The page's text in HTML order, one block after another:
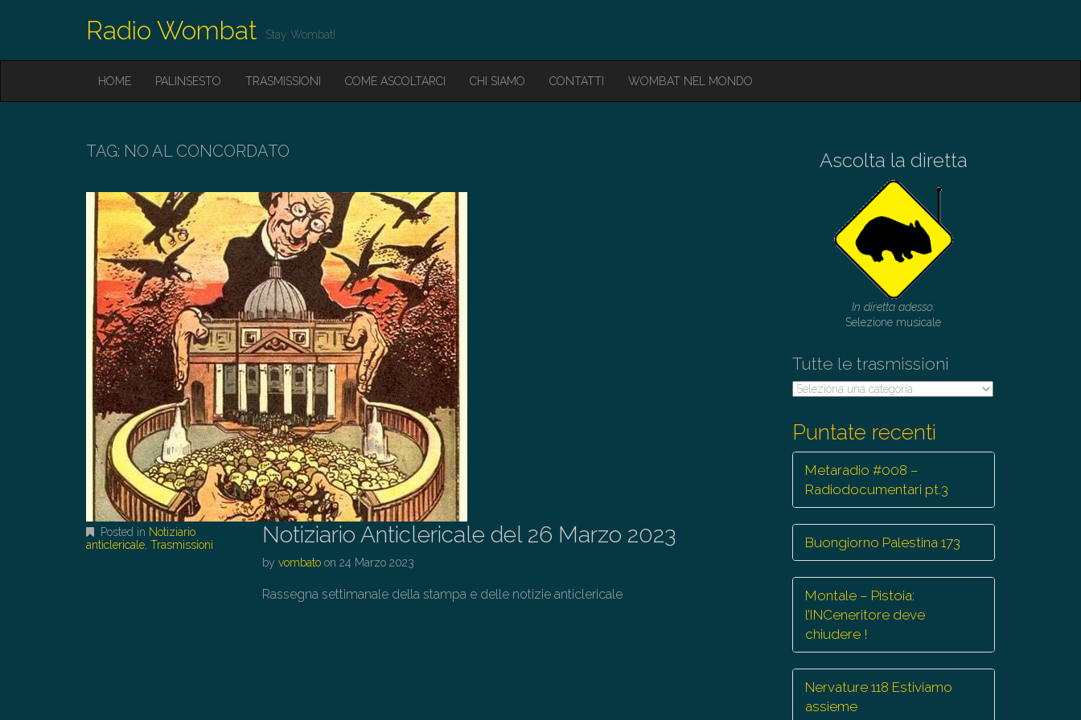
Radio Wombat Stay Wombat!
M
N
M
N
U
O
C
N
HOME PALINSESTO TRASMISSIONI COME ASCOLTARCI CHI SIAMO CONTATTI WOMBAT NEL MONDO
TAG: NO AL CONCORDATO
Posted in Notiziario
anticlericale Trasmissioni Notiziario Anticlericale del 26 Marzo 2023
byvombato on24 Marzo 2023
Rassegna settimanale della stampa e delle notizie anticlericale
Ascolta la diretta
In diretta adesso:
Selezione musicale
Tutte le trasmissioni
Tutte
Puntate recenti
Metaradio #008 –
Radiodocumentari pt.3
Buongiorno Palestina 173
Montale – Pistoia:
l’INCeneritore deve
chiudere !
Nervature 118 Estiviamo
assieme